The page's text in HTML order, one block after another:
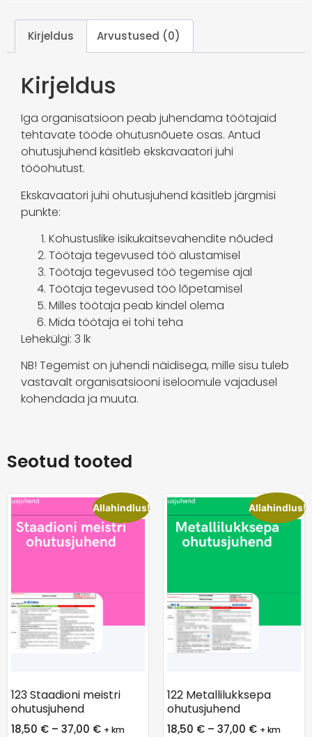
Kirjeldus Arvustused (0)
Kirjeldus
Iga organisatsioon peab juhendama töötajaid
tehtavate tööde ohutusnõuete osas. Antud
ohutusjuhend käsitleb ekskavaatori juhi
tööohutust.
Ekskavaatori juhi ohutusjuhend käsitleb järgmisi
punkte:
Kohustuslike isikukaitsevahendite nõuded
Töötaja tegevused töö alustamisel
Töötaja tegevused töö tegemise ajal
Töötaja tegevused töö lõpetamisel
Milles töötaja peab kindel olema
Mida töötaja ei tohi teha
Lehekülgi: 3 lk
NB! Tegemist on juhendi näidisega, mille sisu tuleb
vastavalt organisatsiooni iseloomule vajadusel
kohendada ja muuta.
Seotud tooted
Allahindlus!
123 Staadioni meistri
ohutusjuhend
18,50 € – 37,00 € + km
Allahindlus!
122 Metallilukksepa
ohutusjuhend
18,50 € – 37,00 € + km